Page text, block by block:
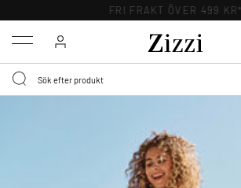
FRI FRAKT ÖVER 499 KR*
Menu